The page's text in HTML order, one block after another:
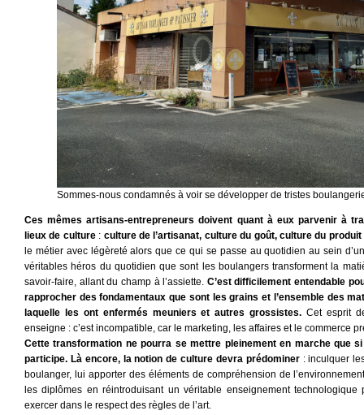
Sommes-nous condamnés à voir se développer de tristes
Ces mêmes artisans-entrepreneurs doivent quant à eux parvenir à
lieux de culture: culture de l’artisanat, culture du goût, culture du produit
le métier avec légèreté alors que ce qui se passe au quotidien au sein
véritables héros du quotidien que sont les boulangers transforment la
savoir-faire, allant du champ à l’assiette. C’est difficilement entendable
rapprocher des fondamentaux que sont les grains et l’ensemble des
laquelle les ont enfermés meuniers et autres grossistes. Cet esprit
enseigne : c’est incompatible, car le marketing, les affaires et le commerce
Cette transformation ne pourra se mettre pleinement en marche que
participe. Là encore, la notion de culture devra prédominer: inculquer
boulanger, lui apporter des éléments de compréhension de
les diplômes en réintroduisant un véritable enseignement
exercer dans le respect des règles de l’art.